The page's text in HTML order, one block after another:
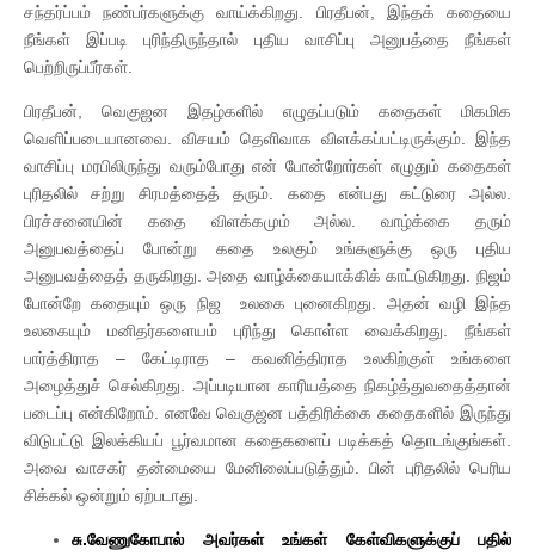
சந்தர்ப்பம் நண்பர்களுக்கு வாய்க்கிறது. பிரதீபன், இந்தக் கதையை
நீங்கள் இப்படி புரிந்திருந்தால் புதிய வாசிப்பு அனுபத்தை நீங்கள்
பெற்றிருப்பீர்கள்.
பிரதீபன், வெகுஜன இதழ்களில் எழுதப்படும் கதைகள் மிகமிக
வெளிப்படையானவை. விசயம் தெளிவாக விளக்கப்பட்டிருக்கும். இந்த
வாசிப்பு மரபிலிருந்து வரும்போது என் போன்றோர்கள் எழுதும் கதைகள்
புரிதலில் சற்று சிரமத்தைத் தரும். கதை என்பது கட்டுரை அல்ல.
பிரச்சனையின் கதை விளக்கமும் அல்ல. வாழ்க்கை தரும்
அனுபவத்தைப் போன்று கதை உலகும் உங்களுக்கு ஒரு புதிய
அனுபவத்தைத் தருகிறது. அதை வாழ்க்கையாக்கிக் காட்டுகிறது. நிஜம்
போன்றே கதையும் ஒரு நிஜ உலகை புனைகிறது. அதன் வழி இந்த
உலகையும் மனிதர்களையம் புரிந்து கொள்ள வைக்கிறது. நீங்கள்
பார்த்திராத – கேட்டிராத – கவனித்திராத உலகிற்குள் உங்களை
அழைத்துச் செல்கிறது. அப்படியான காரியத்தை நிகழ்த்துவதைத்தான்
படைப்பு என்கிறோம். எனவே வெகுஜன பத்திரிக்கை கதைகளில் இருந்து
விடுபட்டு இலக்கியப் பூர்வமான கதைகளைப் படிக்கத் தொடங்குங்கள்.
அவை வாசகர் தன்மையை மேனிலைப்படுத்தும். பின் புரிதலில் பெரிய
சிக்கல் ஒன்றும் ஏற்படாது.
சு.வேணுகோபால் அவர்கள் உங்கள் கேள்விகளுக்குப் பதில்